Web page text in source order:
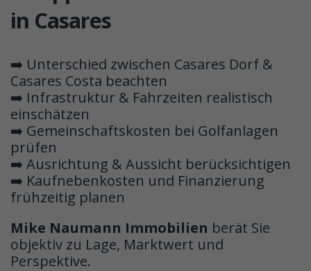
in Casares
➡️ Unterschied zwischen Casares Dorf &
Casares Costa beachten
➡️ Infrastruktur & Fahrzeiten realistisch
einschätzen
➡️ Gemeinschaftskosten bei Golfanlagen
prüfen
➡️ Ausrichtung & Aussicht berücksichtigen
➡️ Kaufnebenkosten und Finanzierung
frühzeitig planen
Mike Naumann Immobilien berät Sie
objektiv zu Lage, Marktwert und
Perspektive.